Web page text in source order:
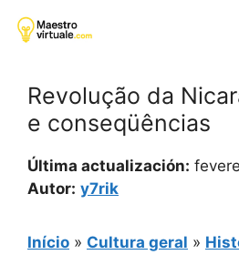
para
Revolução da
e conseqüências
Última actualización:
Autor: y7rik
Início » Cultura geral »